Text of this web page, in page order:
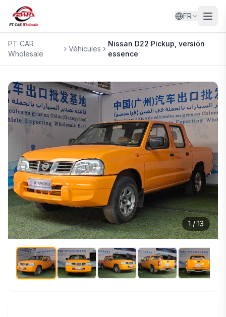
FR
PT CAR
Wholesale
Véhicules
Nissan D22 Pickup, version
essence
1/ 13